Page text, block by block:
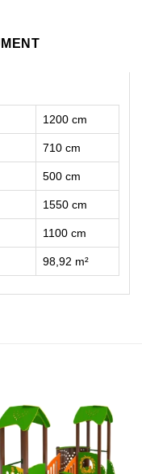
1200 cm
710 cm
500 cm
1550 cm
1100 cm
98,92 m²